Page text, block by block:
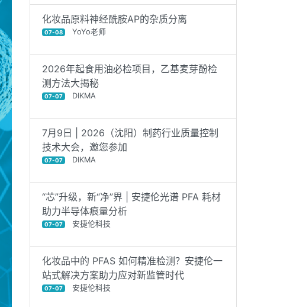
化妆品原料神经酰胺AP的杂质分离
07-08 YoYo老师
2026年起食用油必检项目，乙基麦芽酚检
测方法大揭秘
07-07 DIKMA
7月9日 | 2026（沈阳）制药行业质量控制
技术大会，邀您参加
07-07 DIKMA
“芯”升级，新“净”界 | 安捷伦光谱 PFA 耗材
助力半导体痕量分析
07-07 安捷伦科技
化妆品中的 PFAS 如何精准检测？安捷伦一
站式解决方案助力应对新监管时代
07-07 安捷伦科技